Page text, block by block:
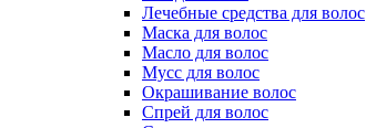
Лечебные средства для волос
Маска для волос
Масло для волос
Мусс для волос
Окрашивание волос
Спрей для волос